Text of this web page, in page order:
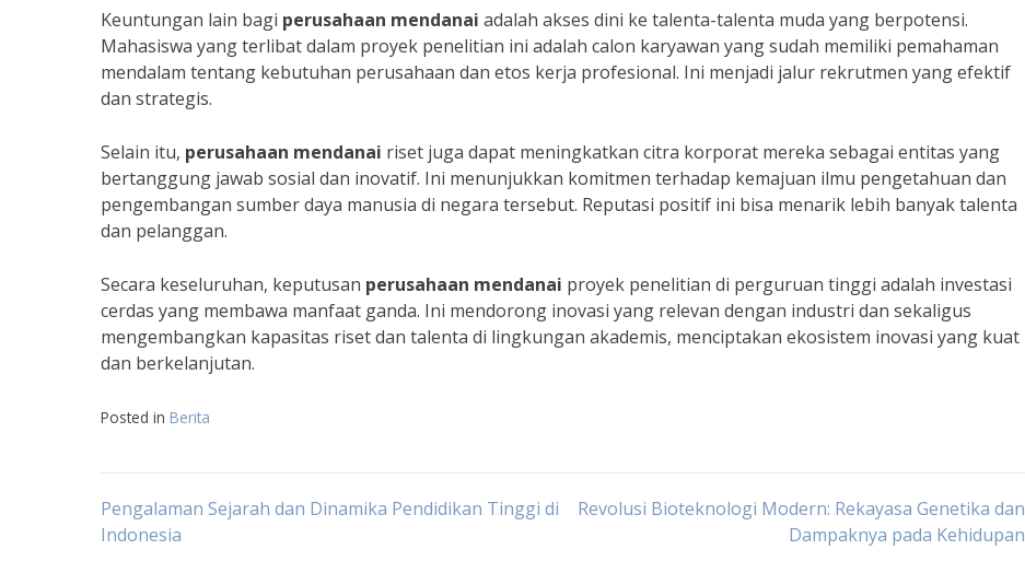
Keuntungan lain bagi perusahaan mendanai adalah akses dini ke talenta-talenta muda yang berpotensi.
Mahasiswa yang terlibat dalam proyek penelitian ini adalah calon karyawan yang sudah memiliki pemahaman
mendalam tentang kebutuhan perusahaan dan etos kerja profesional. Ini menjadi jalur rekrutmen yang efektif
dan strategis.
Selain itu, perusahaan mendanai riset juga dapat meningkatkan citra korporat mereka sebagai entitas yang
bertanggung jawab sosial dan inovatif. Ini menunjukkan komitmen terhadap kemajuan ilmu pengetahuan dan
pengembangan sumber daya manusia di negara tersebut. Reputasi positif ini bisa menarik lebih banyak talenta
dan pelanggan.
Secara keseluruhan, keputusan perusahaan mendanai proyek penelitian di perguruan tinggi adalah investasi
cerdas yang membawa manfaat ganda. Ini mendorong inovasi yang relevan dengan industri dan sekaligus
mengembangkan kapasitas riset dan talenta di lingkungan akademis, menciptakan ekosistem inovasi yang kuat
dan berkelanjutan.
Posted in Berita
Navigasi
Pengalaman Sejarah dan Dinamika Pendidikan Tinggi di
Indonesia
Revolusi Bioteknologi Modern: Rekayasa Genetika dan
Dampaknya pada Kehidupan